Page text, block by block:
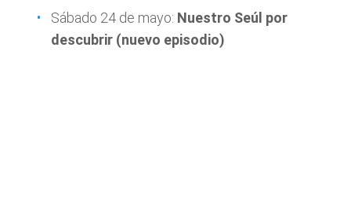
Sábado 24 de mayo: Nuestro Seúl por
descubrir (nuevo episodio)